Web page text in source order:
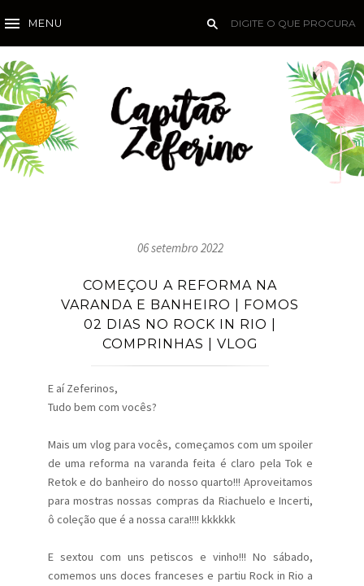
MENU
06 setembro 2022
COMEÇOU A REFORMA NA
VARANDA E BANHEIRO | FOMOS
02 DIAS NO ROCK IN RIO |
COMPRINHAS | VLOG
E aí Zeferinos,
Tudo bem com vocês?
Mais um vlog para vocês, começamos com um spoiler
de uma reforma na varanda feita é claro pela Tok e
Retok e do banheiro do nosso quarto!!! Aproveitamos
para mostras nossas compras da Riachuelo e Incerti,
ô coleção que é a nossa cara!!!! kkkkkk
E sextou com uns petiscos e vinho!!! No sábado,
comemos uns doces franceses e partiu Rock in Rio a